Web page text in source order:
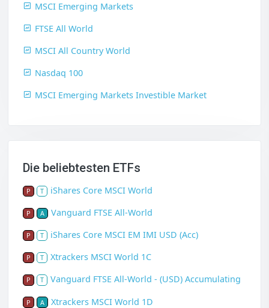
MSCI Emerging Markets
FTSE All World
MSCI All Country World
Nasdaq 100
MSCI Emerging Markets Investible Market
Die beliebtesten ETFs
P T iShares Core MSCI World
P A Vanguard FTSE All-World
P T iShares Core MSCI EM IMI USD (Acc)
P T Xtrackers MSCI World 1C
P T Vanguard FTSE All-World - (USD) Accumulating
P A Xtrackers MSCI World 1D